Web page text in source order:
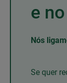
e
Nós
Se quer